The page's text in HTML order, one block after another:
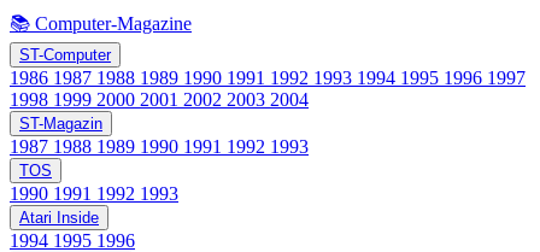
📚 Computer-Magazine
ST-Computer
1986 1987 1988 1989 1990 1991 1992 1993 1994 1995 1996 1997
1998 1999 2000 2001 2002 2003 2004
ST-Magazin
1987 1988 1989 1990 1991 1992 1993
TOS
1990 1991 1992 1993
Atari Inside
1994 1995 1996